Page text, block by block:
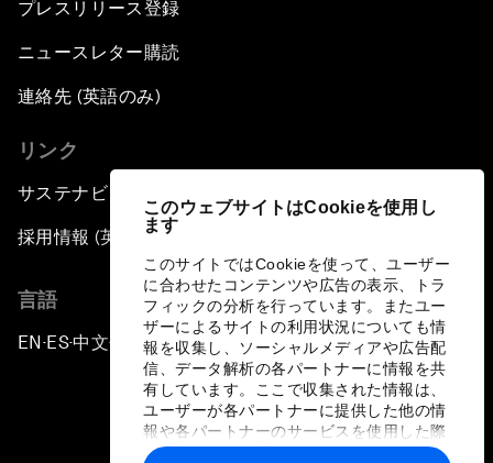
このウェブサイトはCookieを使用し
ます
このサイトではCookieを使って、ユーザー
に合わせたコンテンツや広告の表示、トラ
フィックの分析を行っています。またユー
ザーによるサイトの利用状況についても情
報を収集し、ソーシャルメディアや広告配
信、データ解析の各パートナーに情報を共
有しています。ここで収集された情報は、
ユーザーが各パートナーに提供した他の情
報や各パートナーのサービスを使用した際
に収集された情報と組み合わされ、各パー
プレスリリース登録
ニュースレター購読
連絡先 (英語のみ)
リンク
サステナビリティへの取り組み
採用情報 (英語のみ)
言語
EN ▪ES▪中文▪ 日本語